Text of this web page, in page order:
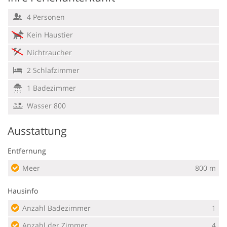
4 Personen
Kein Haustier
Nichtraucher
2 Schlafzimmer
1 Badezimmer
Wasser 800
Ausstattung
Entfernung
Meer
800 m
Hausinfo
Anzahl Badezimmer
1